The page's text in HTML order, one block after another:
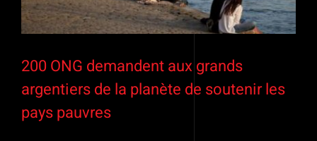
200 ONG demandent aux grands
argentiers de la planète de soutenir les
pays pauvres